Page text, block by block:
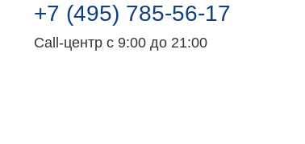
+7 (495) 785-56-17
Call-центр с 9:00 до 21:00